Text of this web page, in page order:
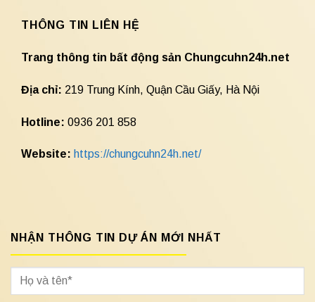
THÔNG TIN LIÊN HỆ
Trang thông tin bất động sản Chungcuhn24h.net
Địa chỉ: 219 Trung Kính, Quận Cầu Giấy, Hà Nội
Hotline: 0936 201 858
Website: https://chungcuhn24h.net/
NHẬN THÔNG TIN DỰ ÁN MỚI NHẤT